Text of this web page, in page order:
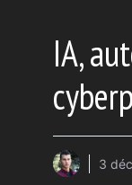
IA,
3